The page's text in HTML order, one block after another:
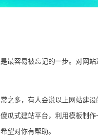
最容易被忘记的一步。对网
多，有人会说以上网站建设
瓜式建站平台，利用模板制
望对你有帮助。